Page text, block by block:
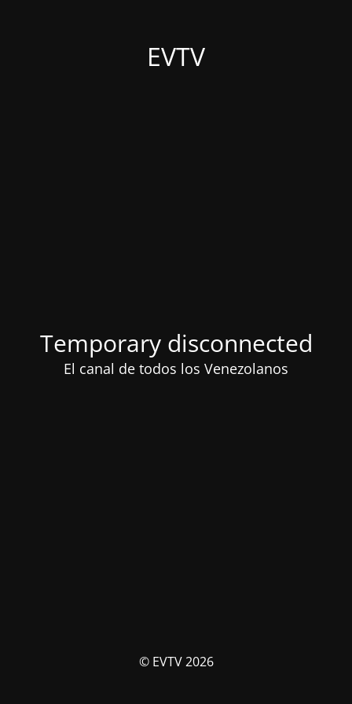
EVTV
Temporary disconnected
El canal de todos los Venezolanos
© EVTV 2026